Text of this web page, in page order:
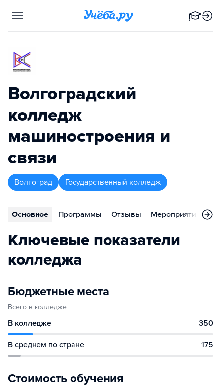
Волгоградский
колледж
машиностроения и
связи
Волгоград Государственный колледж
Основное Программы Отзывы Мероприятия
Ключевые показатели
колледжа
Бюджетные места
Всего в колледже
В колледже 350
В среднем по стране 175
Стоимость обучения